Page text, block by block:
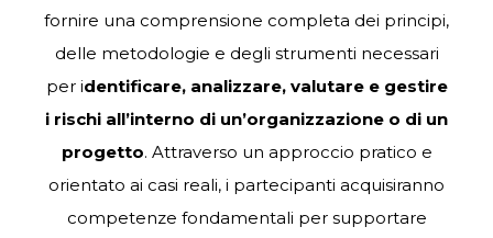
fornire una comprensione completa dei principi,
delle metodologie e degli strumenti necessari
per identificare, analizzare, valutare e gestire
i rischi all’interno di un’organizzazione o di un
progetto. Attraverso un approccio pratico e
orientato ai casi reali, i partecipanti acquisiranno
competenze fondamentali per supportare